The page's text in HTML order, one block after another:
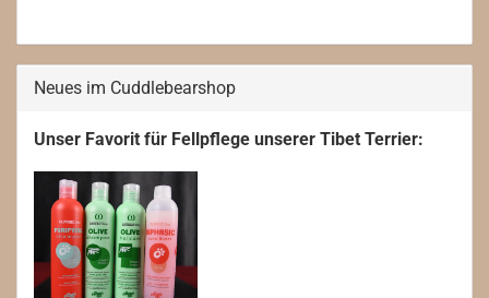
Neues im Cuddlebearshop
Unser Favorit für Fellpflege unserer Tibet Terrier: